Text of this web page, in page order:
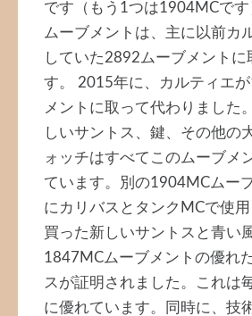
です（もう1つは1904MCで
ムーブメントは、主に以前カ
していた2892ムーブメントに
す。 2015年に、カルティエ
メントに取って代わりました
しいサントス、鍵、その他の
ォッチはすべてこのムーブメ
ています。別の1904MCムー
にカリバスとタンクMCで使
買った新しいサントスと青い
1847MCムーブメントの優れ
スが証明されました。これは
に優れています。同時に、技